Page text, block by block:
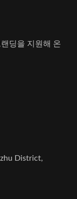
딩을 지원해 온
District,